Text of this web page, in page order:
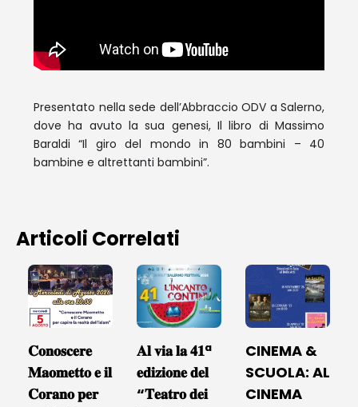
Presentato nella sede dell’Abbraccio ODV a Salerno,
dove ha avuto la sua genesi, Il libro di Massimo
Baraldi “Il giro del mondo in 80 bambini – 40
bambine e altrettanti bambini”.
Articoli Correlati
𝐂𝐨𝐧𝐨𝐬𝐜𝐞𝐫𝐞
𝐌𝐚𝐨𝐦𝐞𝐭𝐭𝐨 𝐞 𝐢𝐥
𝐂𝐨𝐫𝐚𝐧𝐨 𝐩𝐞𝐫
𝐀𝐥 𝐯𝐢𝐚 𝐥𝐚 𝟒𝟏ª
𝐞𝐝𝐢𝐳𝐢𝐨𝐧𝐞 𝐝𝐞𝐥
“𝐓𝐞𝐚𝐭𝐫𝐨 𝐝𝐞𝐢
CINEMA &
SCUOLA: AL
CINEMA